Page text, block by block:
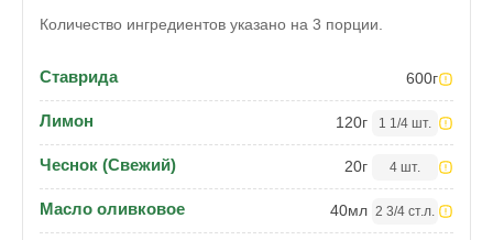
Количество ингредиентов указано на 3 порции.
Ставрида 600г
Лимон 120г 1 1/4 шт.
Чеснок (Свежий) 20г 4 шт.
Масло оливковое 40мл 2 3/4 ст.л.